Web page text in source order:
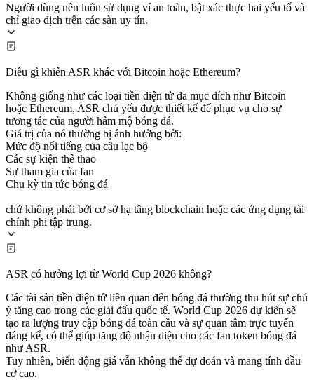
Người dùng nên luôn sử dụng ví an toàn, bật xác thực hai yếu tố và
chỉ giao dịch trên các sàn uy tín.
Điều gì khiến ASR khác với Bitcoin hoặc Ethereum?
Không giống như các loại tiền điện tử đa mục đích như Bitcoin
hoặc Ethereum, ASR chủ yếu được thiết kế để phục vụ cho sự
tương tác của người hâm mộ bóng đá.
Giá trị của nó thường bị ảnh hưởng bởi:
Mức độ nổi tiếng của câu lạc bộ
Các sự kiện thể thao
Sự tham gia của fan
Chu kỳ tin tức bóng đá
chứ không phải bởi cơ sở hạ tầng blockchain hoặc các ứng dụng tài
chính phi tập trung.
ASR có hưởng lợi từ World Cup 2026 không?
Các tài sản tiền điện tử liên quan đến bóng đá thường thu hút sự chú
ý tăng cao trong các giải đấu quốc tế. World Cup 2026 dự kiến sẽ
tạo ra lượng truy cập bóng đá toàn cầu và sự quan tâm trực tuyến
đáng kể, có thể giúp tăng độ nhận diện cho các fan token bóng đá
như ASR.
Tuy nhiên, biến động giá vẫn không thể dự đoán và mang tính đầu
cơ cao.